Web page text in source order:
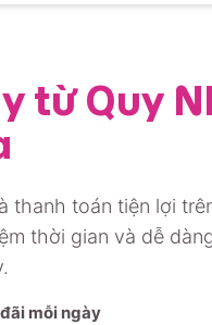
từ Quy
thanh toán tiện lợi
thời gian và dễ
mỗi ngày